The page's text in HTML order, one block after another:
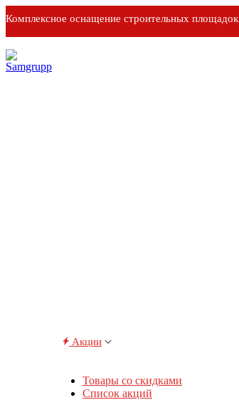
Комплексное оснащение строительных площадок
Акции
Товары со скидками
Список акций